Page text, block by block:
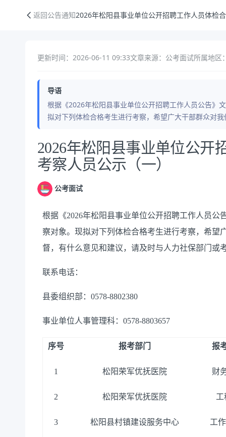
返回公告通知2026年松阳县事业单位公开招聘工作人员体检
更新时间：2026-06-11 09:33文章来源：公考面试所属地区
导语
根据《2026年松阳县事业单位公开招聘工作人员公告》
拟对下列体检合格考生进行考察，希望广大干部群众对
公告正文
2026年松阳县事业单位公开
考察人员公示（一）
公考面试
根据《2026年松阳县事业单位公开招聘工作人员
察对象。现拟对下列体检合格考生进行考察，希望
督，有什么意见和建议，请及时与人力社保部门或
联系电话：
县委组织部：0578-8802380
事业单位人事管理科：0578-8803657
序号 报考部门 报
1 松阳荣军优抚医院 财
2 松阳荣军优抚医院 工
3 松阳县村镇建设服务中心 工